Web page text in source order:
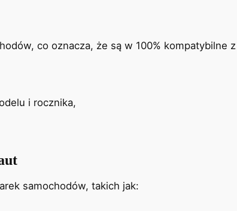
co oznacza, że są w 100% kompatybilne
i rocznika,
samochodów, takich jak: